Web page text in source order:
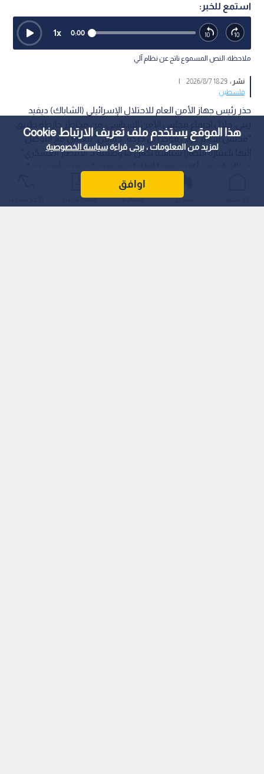
هذا الموقع يستخدم ملف تعريف الارتباط Cookie
لمزيد من المعلومات ، يرجى قراءةسياسة الخصوصية
اوافق
استمع للخبر:
0:00
1x
ملاحظة: النص المسموع ناتج عن نظام آلي
نشر :18:29 2026/8/7
|
فلسطين
حذر رئيس جهاز الأمن العام للاحتلال الإسرائيلي (الشاباك) ديفيد
"مجلس سلام غزة"، مؤكدا أن حركة "حماس" تتعامل مع التوصل
إليها باعتباره انتصارا سياسيا يكمل ما وصفته بـ"الانتصار العسكري"
عواجل المباشر أحدث الأخبار